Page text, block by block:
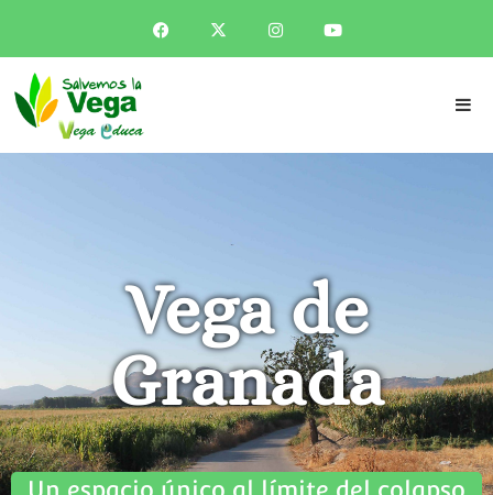
Vega de
Granada
Un espacio único al límite del colapso